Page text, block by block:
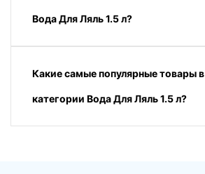
Вода Для Ляль 1.5 л?
Какие самые популярные товары в
категории Вода Для Ляль 1.5 л?